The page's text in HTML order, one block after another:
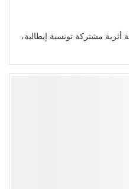
أول بعثة أثرية مشتركة تونسية إيطالية،